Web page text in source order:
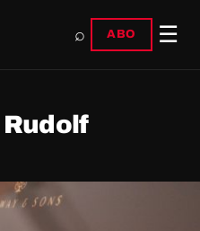
⌕ ABO ☰
Rudolf